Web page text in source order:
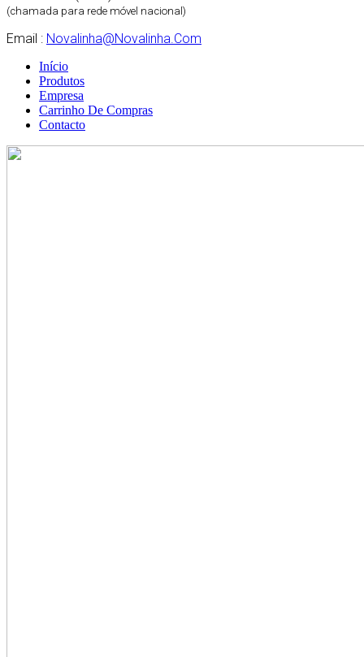
(chamada para rede móvel nacional)
Email : Novalinha@novalinha.com
Início
Produtos
Empresa
Carrinho De Compras
Contacto